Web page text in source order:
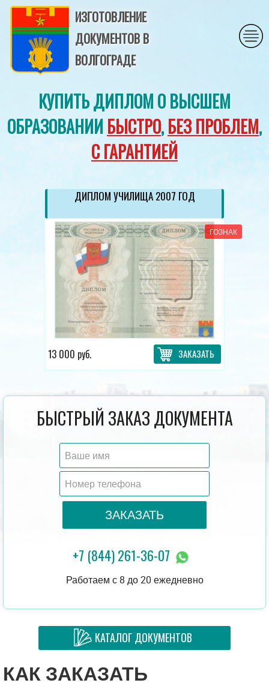
ИЗГОТОВЛЕНИЕ
ДОКУМЕНТОВ В
ВОЛГОГРАДЕ
КУПИТЬ ДИПЛОМ О ВЫСШЕМ
ОБРАЗОВАНИИБЫСТРО,БЕЗ ПРОБЛЕМ,
С ГАРАНТИЕЙ
ДИПЛОМ УЧИЛИЩА 2007 ГОД
ГОЗНАК
13 000 руб. ЗАКАЗАТЬ
БЫСТРЫЙ ЗАКАЗ ДОКУМЕНТА
ЗАКАЗАТЬ
+7 (844) 261-36-07
Работаем с 8 до 20 ежедневно
КАТАЛОГ ДОКУМЕНТОВ
КАК ЗАКАЗАТЬ